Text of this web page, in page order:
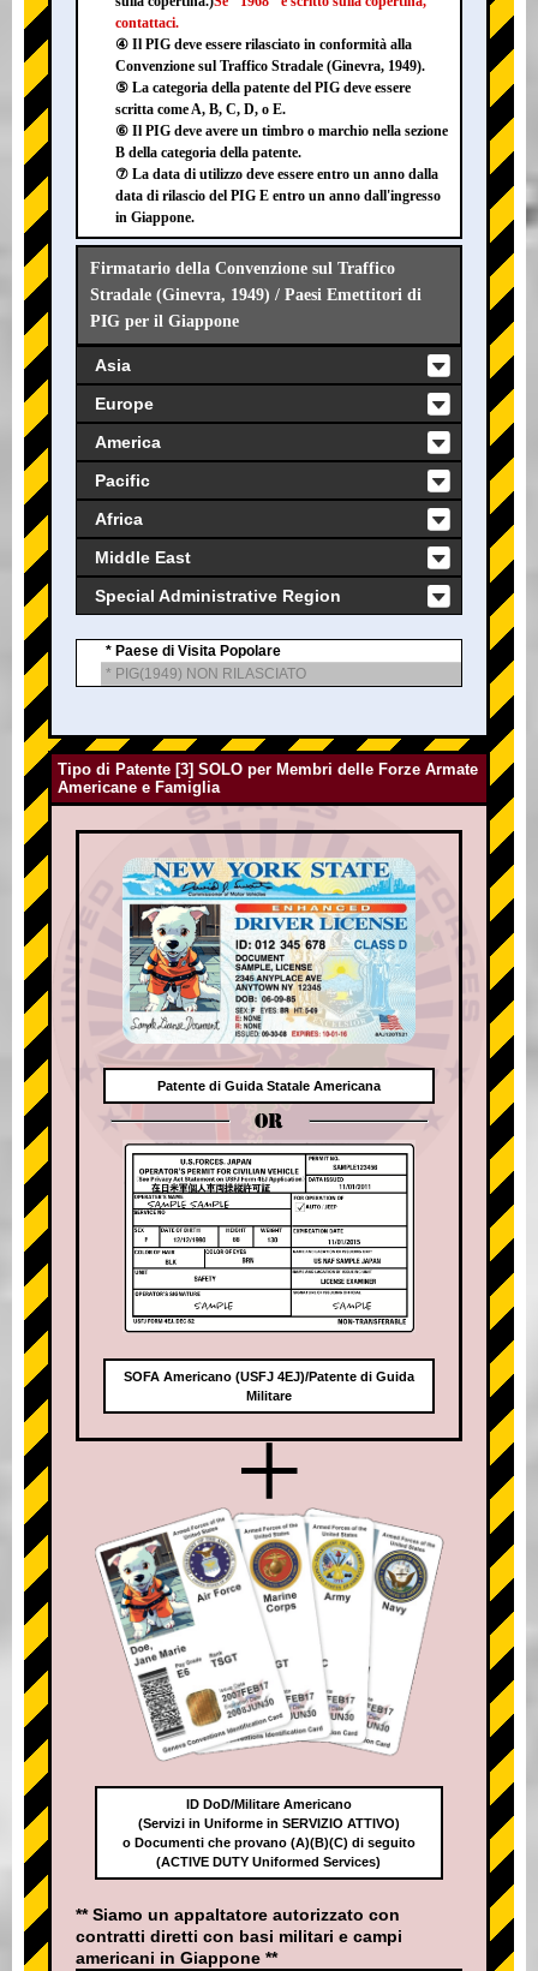
contattaci.
④ Il PIG deve essere rilasciato in conformità alla
Convenzione sul Traffico Stradale (Ginevra, 1949).
⑤ La categoria della patente del PIG deve essere
scritta come A, B, C, D, o E.
⑥ Il PIG deve avere un timbro o marchio nella sezione
B della categoria della patente.
⑦ La data di utilizzo deve essere entro un anno dalla
data di rilascio del PIG E entro un anno dall'ingresso
in Giappone.
Firmatario della Convenzione sul Traffico
Stradale (Ginevra, 1949) / Paesi Emettitori di
PIG per il Giappone
Asia
Europe
America
Pacific
Africa
Middle East
Special Administrative Region
* Paese di Visita Popolare
* PIG(1949) NON RILASCIATO
Tipo di Patente [3] SOLO per Membri delle Forze Armate
Americane e Famiglia
Patente di Guida Statale Americana
OR
SOFA Americano (USFJ 4EJ)/Patente di Guida
Militare
+
ID DoD/Militare Americano
(Servizi in Uniforme in SERVIZIO ATTIVO)
o Documenti che provano (A)(B)(C) di seguito
(ACTIVE DUTY Uniformed Services)
** Siamo un appaltatore autorizzato con
contratti diretti con basi militari e campi
americani in Giappone **